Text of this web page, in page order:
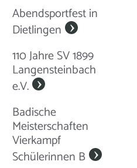
Abendsportfest in
Dietlingen
110 Jahre SV 1899
Langensteinbach
e.V.
Badische
Meisterschaften
Vierkampf
Schülerinnen B